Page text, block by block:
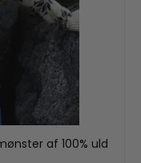
af 100% uld